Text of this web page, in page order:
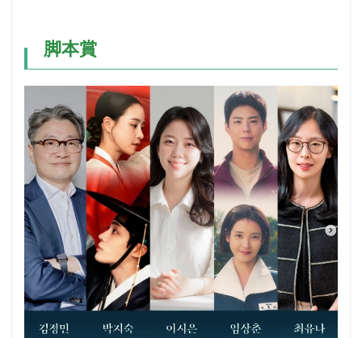
脚本賞